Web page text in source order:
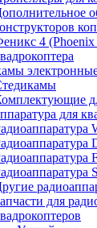
4 (Phoenix
для
для